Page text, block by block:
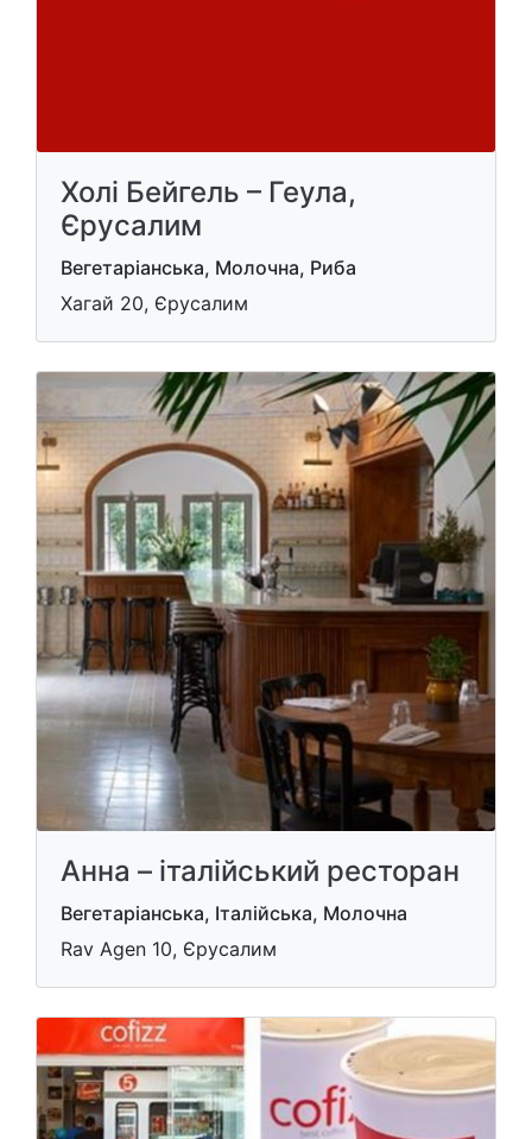
Холі Бейгель – Геула,
Єрусалим
Вегетаріанська, Молочна, Риба
Хагай 20, Єрусалим
Анна – італійський ресторан
Вегетаріанська, Італійська, Молочна
Rav Agen 10, Єрусалим